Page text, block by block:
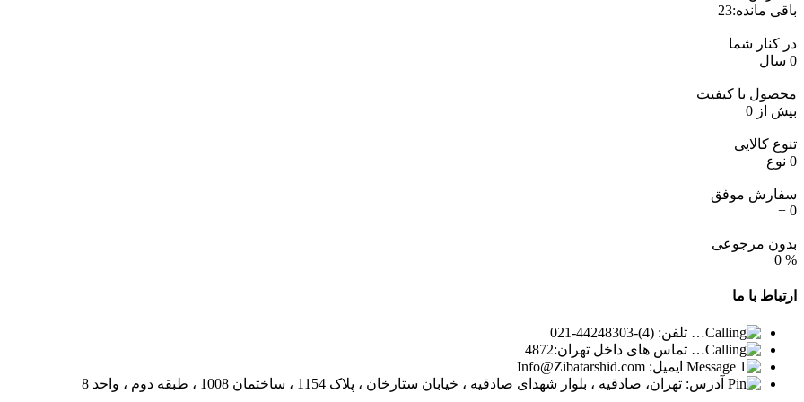
ای)
باقی مانده:23
در کنار شما
0 سال
محصول با کیفیت
بیش از 0
تنوع کالایی
0 نوع
سفارش موفق
0
+
بدون مرجوعی
%
0
ارتباط با ما
تلفن: (4)-44248303-021
تماس های داخل تهران:4872
ایمیل: Info@Zibatarshid.com
آدرس: تهران، صادقیه ، بلوار شهدای صادقیه ، خیابان ستارخان ، پلاک 1154 ، ساختمان 1008 ، طبقه دوم ، واحد 8